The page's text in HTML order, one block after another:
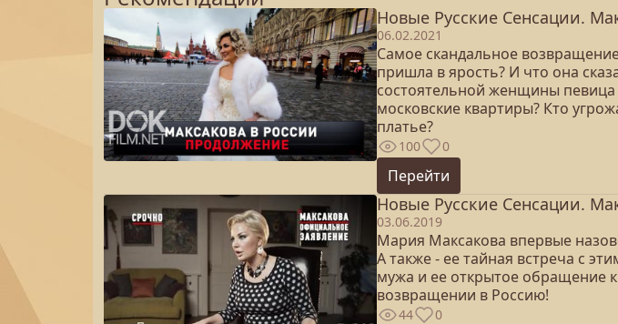
Новые Русские Сенсации.
06.02.2021
Самое скандальное
пришла в ярость? И что она
состоятельной женщины
московские квартиры? Кто
платье?
100 0
Перейти
Новые Русские Сенсации.
03.06.2019
Мария Максакова впервые
А также - ее тайная встреча с
мужа и ее открытое обращение
возвращении в Россию!
44 0